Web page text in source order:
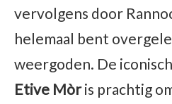
vervolgens door
helemaal bent
weergoden. De
Etive Mòris prachtig